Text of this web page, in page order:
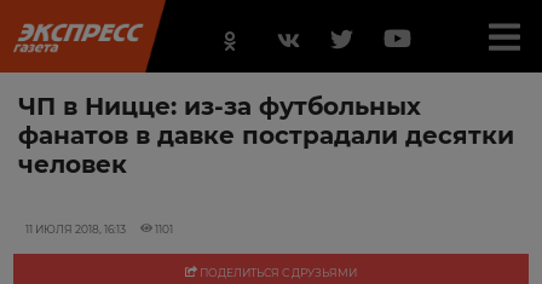
ЧП в Ницце: из-за футбольных
фанатов в давке пострадали десятки
человек
11 ИЮЛЯ 2018, 16:13 1101
ПОДЕЛИТЬСЯ С ДРУЗЬЯМИ